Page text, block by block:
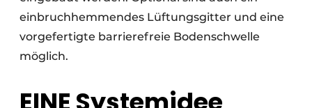
einbruchhemmendes Lüftungsgitter und eine
vorgefertigte barrierefreie Bodenschwelle
möglich.